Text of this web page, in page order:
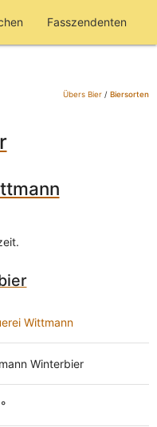
Fasszendenten
Übers Bier/ Biersorten
Wittmann
Winterbier